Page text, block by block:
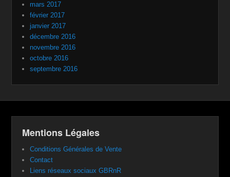
mars 2017
février 2017
janvier 2017
décembre 2016
novembre 2016
octobre 2016
septembre 2016
Mentions Légales
Conditions Générales de Vente
Contact
Liens réseaux sociaux GBRnR